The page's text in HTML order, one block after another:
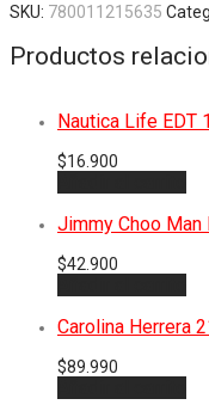
SKU: 780011215635
Productos
Nautica Life EDT
$16.900
Jimmy Choo Man
$42.900
Carolina Herrera
$89.990